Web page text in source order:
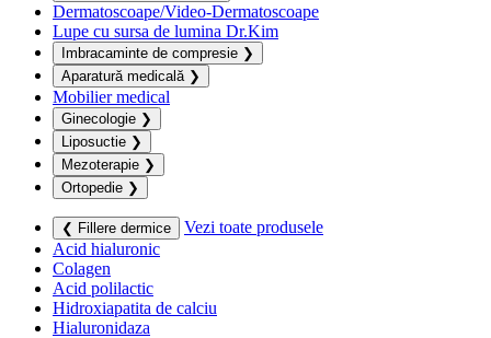
Dermatoscoape/Video-Dermatoscoape
Lupe cu sursa de lumina Dr.Kim
Imbracaminte de compresie ❯
Aparatură medicală ❯
Mobilier medical
Ginecologie ❯
Liposuctie ❯
Mezoterapie ❯
Ortopedie ❯
❮ Fillere dermice
Vezi toate produsele
Acid hialuronic
Colagen
Acid polilactic
Hidroxiapatita de calciu
Hialuronidaza